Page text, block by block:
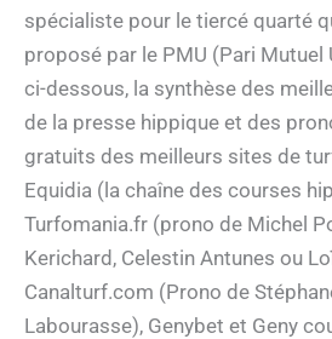
spécialiste pour le tiercé quarté
proposé par le PMU (Pari Mutuel
ci-dessous, la synthèse des
de la presse hippique et des
gratuits des meilleurs sites de
Equidia (la chaîne des courses
Turfomania.fr (prono de Michel
Kerichard, Celestin Antunes ou
Canalturf.com (Prono de
Labourasse), Genybet et Geny